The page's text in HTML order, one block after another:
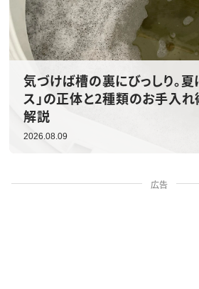
気づけば槽の裏にびっしり。夏
ス」の正体と2種類のお手入
解説
2026.08.09
広告